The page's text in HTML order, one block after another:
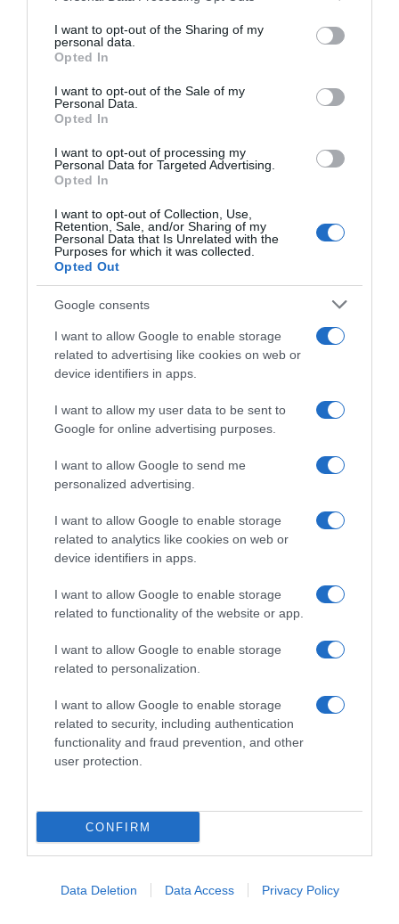
not limited to your visit or usage behaviour. You may click to
grant or deny consent to Google and its third-party tags to
use your data for below specified purposes in below Google
consent section.
I want to opt-out of the Sharing of my
personal data.
Opted In
I want to opt-out of the Sale of my
Personal Data.
Opted In
I want to opt-out of processing my
Personal Data for Targeted Advertising.
Opted In
I want to opt-out of Collection, Use,
Retention, Sale, and/or Sharing of my
Personal Data that Is Unrelated with the
Purposes for which it was collected.
Opted Out
Google consents
I want to allow Google to enable storage
related to advertising like cookies on web or
device identifiers in apps.
I want to allow my user data to be sent to
Google for online advertising purposes.
I want to allow Google to send me
personalized advertising.
I want to allow Google to enable storage
related to analytics like cookies on web or
device identifiers in apps.
I want to allow Google to enable storage
related to functionality of the website or app.
I want to allow Google to enable storage
related to personalization.
I want to allow Google to enable storage
related to security, including authentication
functionality and fraud prevention, and other
user protection.
CONFIRM
Data Deletion Data Access Privacy Policy
LIFESTYLE
Άρης Μουγκοπέτρος: Ευχήθηκε στις κόρες
του για τα γενέθλιά τους – «Ο μπαμπάς σας
θα είναι πάντα εδώ»
Η τρυφερή ανάρτηση που έκανε ο μουσικός στο
Instagram
Άρης Μουγκοπέτρος: «Θέλω μόνο να δω τα
τα Χριστούγεννα στη φυλακή»
30.12.2025 - 18:36